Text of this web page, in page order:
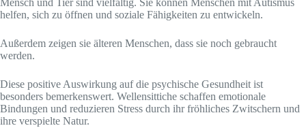
Mensch und Tier sind vielfältig. Sie können Menschen mit Autismus
helfen, sich zu öffnen und soziale Fähigkeiten zu entwickeln.
Außerdem zeigen sie älteren Menschen, dass sie noch gebraucht
werden.
Diese positive Auswirkung auf die psychische Gesundheit ist
besonders bemerkenswert. Wellensittiche schaffen emotionale
Bindungen und reduzieren Stress durch ihr fröhliches Zwitschern und
ihre verspielte Natur.